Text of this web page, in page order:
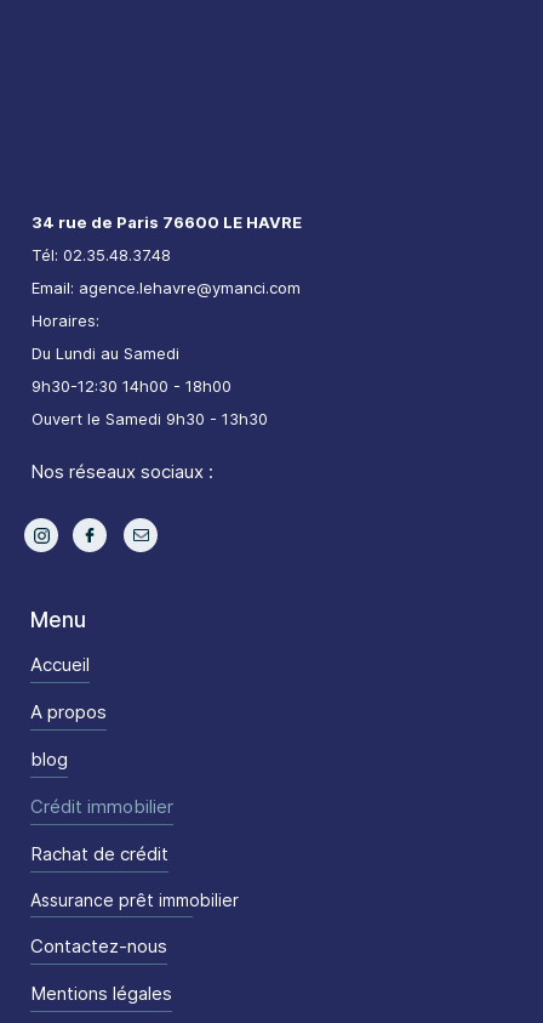
34 rue de Paris 76600 LE HAVRE
Tél: 02.35.48.37.48
Email: agence.lehavre@ymanci.com
Horaires:
Du Lundi au Samedi
9h30-12:30 14h00 - 18h00
Ouvert le Samedi 9h30 - 13h30
Nos réseaux sociaux :
Menu
Accueil
A propos
blog
Crédit immobilier
Rachat de crédit
Assurance prêt immobilier
Contactez-nous
Mentions légales